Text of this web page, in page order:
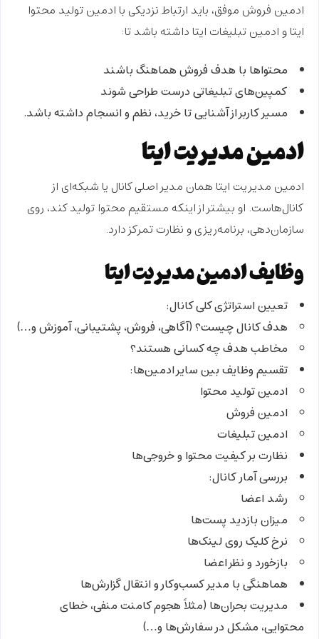
ادمین فروش موفق، باید ارتباط نزدیکی با ادمین تولید محتوا
ایتاوادمین تبلیغات ایتا داشته باشد تا:
محتواها با هدف فروش هماهنگ باشند
کمپین‌های تبلیغاتی درست طراحی شوند
مسیر کاربر از آشنایی تا خرید، نظم و انسجام داشته باشد.
ادمین مدیریت ایتا
ادمین مدیریت ایتا همان مدیر اصلی کانال یا شبکه‌ای از
کانال‌هاست. او بیشتر از اینکه مستقیم محتوا تولید کند، روی
سازمان‌دهی، برنامه‌ریزی و نظارتتمرکز دارد.
وظایف ادمین مدیریت ایتا
تعیین استراتژی کلی کانال:
هدف کانال چیست؟ (آگاهی، فروش، پشتیبانی، آموزش و…)
مخاطب هدف چه کسانی هستند؟
تقسیم وظایف بین سایر ادمین‌ها:
ادمین تولید محتوا
ادمین فروش
ادمین تبلیغات
نظارت بر کیفیت محتوا و خروجی‌ها
بررسی آمار کانال:
رشد اعضا
میزان بازدید پست‌ها
نرخ کلیک روی لینک‌ها
بازخورد و نظر اعضا
هماهنگی با مدیر کسب‌وکار و انتقال گزارش‌ها
مدیریت بحران‌ها (مثلاً هجوم کامنت منفی، خطای
محتوایی، مشکل در سفارش‌ها و…)